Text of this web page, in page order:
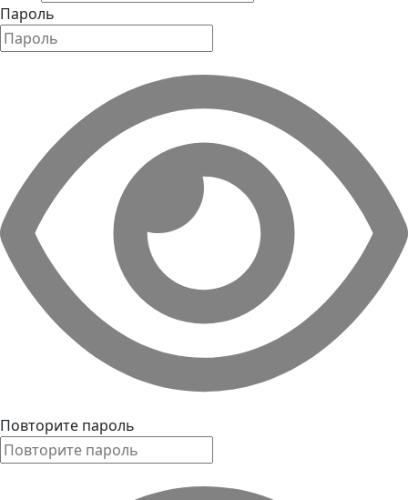
Пароль
Повторите пароль